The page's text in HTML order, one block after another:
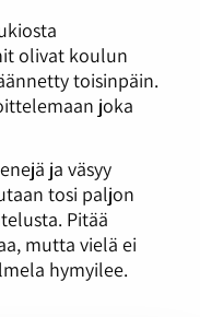
olivat koulun
toisinpäin.
joka
ja väsyy
tosi paljon
Pitää
mutta vielä ei
hymyilee.